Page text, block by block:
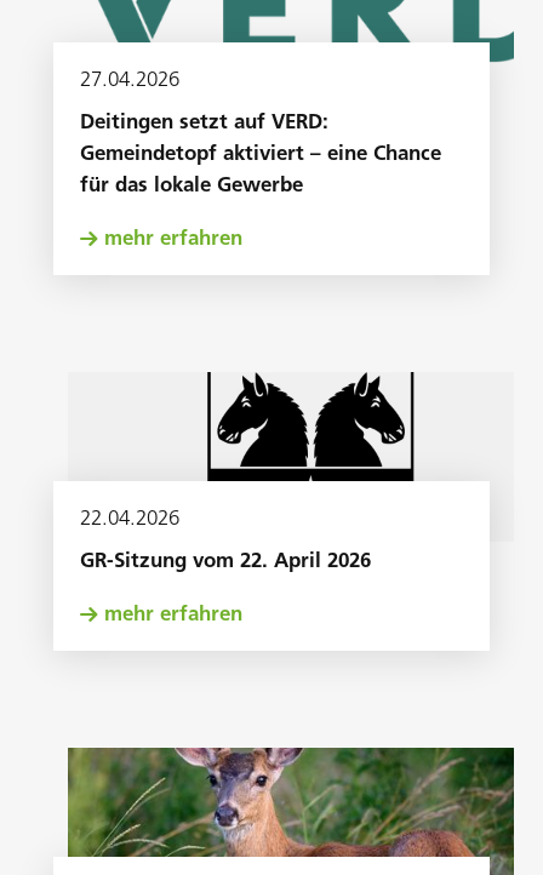
27.04.2026
Deitingen setzt auf VERD:
Gemeindetopf aktiviert – eine Chance
für das lokale Gewerbe
mehr erfahren
22.04.2026
GR-Sitzung vom 22. April 2026
mehr erfahren